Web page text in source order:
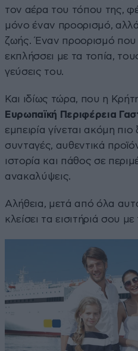
τον αέρα του τόπου της,
μόνο έναν προορισμό,
ζωής. Έναν προορισμό
εκπλήσσει με τα τοπία,
γεύσεις του.
Και ιδίως τώρα, που η
Ευρωπαϊκή Περιφέρεια
εμπειρία γίνεται ακόμη
συνταγές, αυθεντικά
ιστορία και πάθος σε
ανακαλύψεις.
Αλήθεια, μετά από όλα
κλείσει τα εισιτήριά σου με